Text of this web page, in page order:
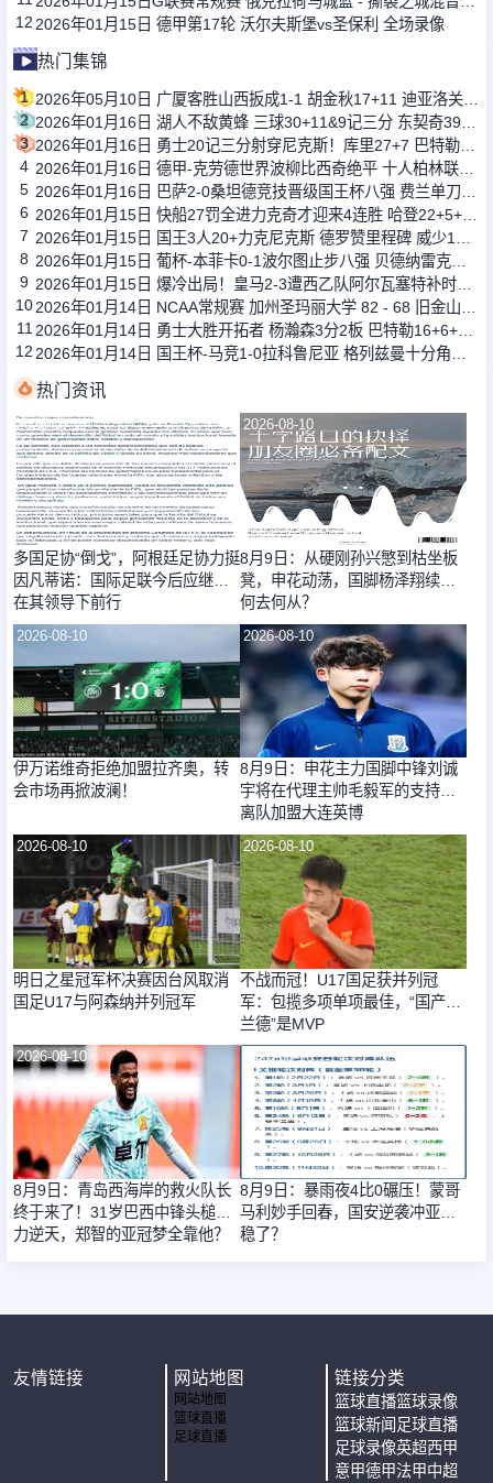
12 2026年01月15日 德甲第17轮 沃尔夫斯堡vs圣保利 全场录像
热门集锦
1
2
3
4
5
6
7
8
9
10
11
12
热门资讯
2026-08-10
多国足协“倒戈”，阿根廷足协力挺
因凡蒂诺：国际足联今后应继续
在其领导下前行
2026-08-10
8月9日：从硬刚孙兴慜到枯坐板
凳，申花动荡，国脚杨泽翔续约
何去何从？
2026-08-10
伊万诺维奇拒绝加盟拉齐奥，转
会市场再掀波澜！
2026-08-10
8月9日：申花主力国脚中锋刘诚
宇将在代理主帅毛毅军的支持下
离队加盟大连英博
2026-08-10
明日之星冠军杯决赛因台风取消
国足U17与阿森纳并列冠军
2026-08-10
不战而冠！U17国足获并列冠
军：包揽多项单项最佳，“国产哈
兰德”是MVP
2026-08-10
8月9日：青岛西海岸的救火队长
终于来了！31岁巴西中锋头槌能
力逆天，郑智的亚冠梦全靠他？
2026-08-10
8月9日：暴雨夜4比0碾压！蒙哥
马利妙手回春，国安逆袭冲亚冠
稳了？
友情链接 网站地图
网站地图
篮球直播
足球直播
链接分类
篮球直播篮球录像
篮球新闻 足球直播
足球录像英超西甲
意甲德甲法甲中超